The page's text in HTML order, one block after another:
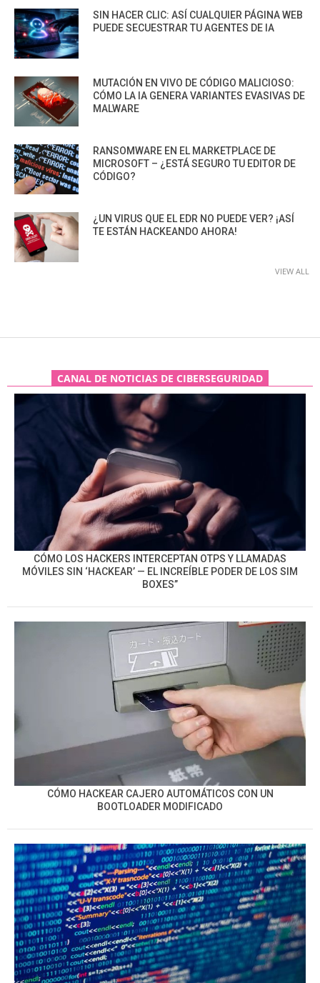
SIN HACER CLIC: ASÍ CUALQUIER PÁGINA WEB
PUEDE SECUESTRAR TU AGENTES DE IA
MUTACIÓN EN VIVO DE CÓDIGO MALICIOSO:
CÓMO LA IA GENERA VARIANTES EVASIVAS DE
MALWARE
RANSOMWARE EN EL MARKETPLACE DE
MICROSOFT – ¿ESTÁ SEGURO TU EDITOR DE
CÓDIGO?
¿UN VIRUS QUE EL EDR NO PUEDE VER? ¡ASÍ
TE ESTÁN HACKEANDO AHORA!
VIEW ALL
CANAL DE NOTICIAS DE CIBERSEGURIDAD
CÓMO LOS HACKERS INTERCEPTAN OTPS Y LLAMADAS
MÓVILES SIN ‘HACKEAR’ — EL INCREÍBLE PODER DE LOS SIM
BOXES”
CÓMO HACKEAR CAJERO AUTOMÁTICOS CON UN
BOOTLOADER MODIFICADO